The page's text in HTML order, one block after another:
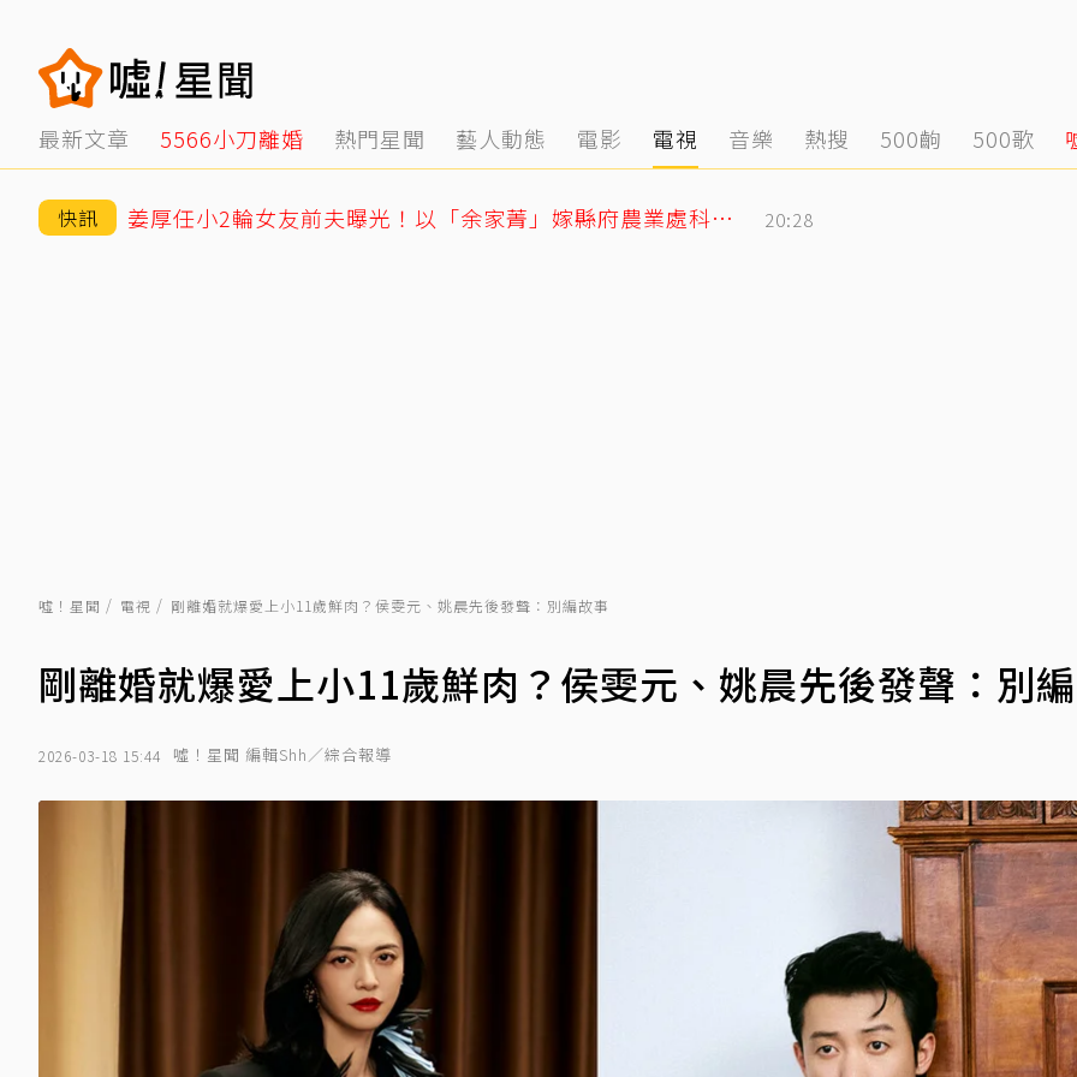
最新文章 5566小刀離婚 熱門星聞 藝人動態 電影 電視 音樂 熱搜 500齣 500歌
快訊 姜厚任小2輪女友前夫曝光！以「余家菁」嫁縣府農業處科長 交往3月閃婚 20:28
噓！星聞 電視 剛離婚就爆愛上小11歲鮮肉？侯雯元、姚晨先後發聲：別編故事
剛離婚就爆愛上小11歲鮮肉？侯雯元、姚晨先後發聲：別
2026-03-18 15:44 噓！星聞 編輯Shh／綜合報導